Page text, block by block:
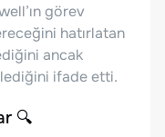
görev
hatırlatan
ancak
ifade etti.
🔍